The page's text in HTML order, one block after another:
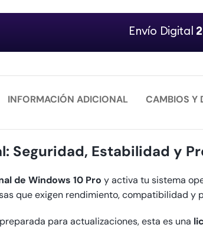
Envío Digital
INFORMACIÓN ADICIONAL CAMBIOS Y
Seguridad, Estabilidad y
de Windows 10 Pro y activa tu sistema
que exigen rendimiento, compatibilidad y
para actualizaciones, esta es una